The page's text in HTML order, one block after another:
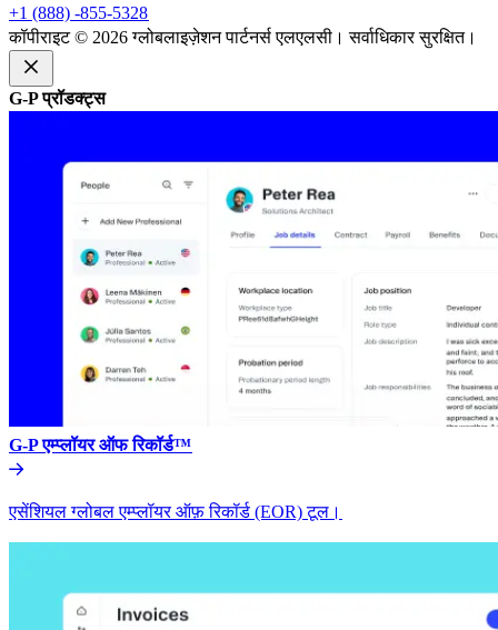
+1 (888) -855-5328​​
कॉपीराइट © 2026 ग्लोबलाइज़ेशन पार्टनर्स एलएलसी। सर्वाधिकार सुरक्षित।​​
G-P प्रॉडक्ट्स​​
G-P एम्प्लॉयर ऑफ रिकॉर्ड™​​
एसेंशियल ग्लोबल एम्प्लॉयर ऑफ़ रिकॉर्ड (EOR) टूल।​​